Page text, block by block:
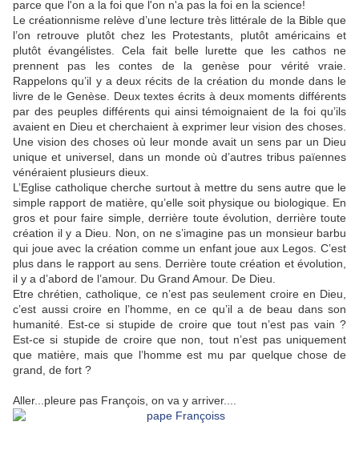
parce que l'on a la foi que l'on n'a pas la foi en la science!
Le créationnisme relève d’une lecture très littérale de la Bible que
l’on retrouve plutôt chez les Protestants, plutôt américains et
plutôt évangélistes. Cela fait belle lurette que les cathos ne
prennent pas les contes de la genèse pour vérité vraie.
Rappelons qu’il y a deux récits de la création du monde dans le
livre de le Genèse. Deux textes écrits à deux moments différents
par des peuples différents qui ainsi témoignaient de la foi qu’ils
avaient en Dieu et cherchaient à exprimer leur vision des choses.
Une vision des choses où leur monde avait un sens par un Dieu
unique et universel, dans un monde où d’autres tribus païennes
vénéraient plusieurs dieux.
L’Eglise catholique cherche surtout à mettre du sens autre que le
simple rapport de matière, qu’elle soit physique ou biologique. En
gros et pour faire simple, derrière toute évolution, derrière toute
création il y a Dieu. Non, on ne s’imagine pas un monsieur barbu
qui joue avec la création comme un enfant joue aux Legos. C’est
plus dans le rapport au sens. Derrière toute création et évolution,
il y a d’abord de l’amour. Du Grand Amour. De Dieu.
Etre chrétien, catholique, ce n’est pas seulement croire en Dieu,
c’est aussi croire en l’homme, en ce qu’il a de beau dans son
humanité. Est-ce si stupide de croire que tout n’est pas vain ?
Est-ce si stupide de croire que non, tout n’est pas uniquement
que matière, mais que l’homme est mu par quelque chose de
grand, de fort ?
Aller...pleure pas François, on va y arriver....